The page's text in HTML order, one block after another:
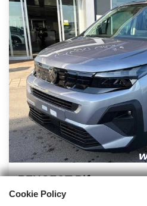
PEUGEOT Rifter
Nuovo Nuovo BlueHDi 100 S&S
Cookie Policy